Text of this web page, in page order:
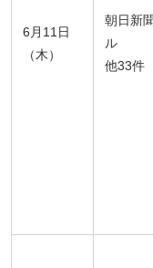
6月11日
（木）
朝日新
ル
他33件